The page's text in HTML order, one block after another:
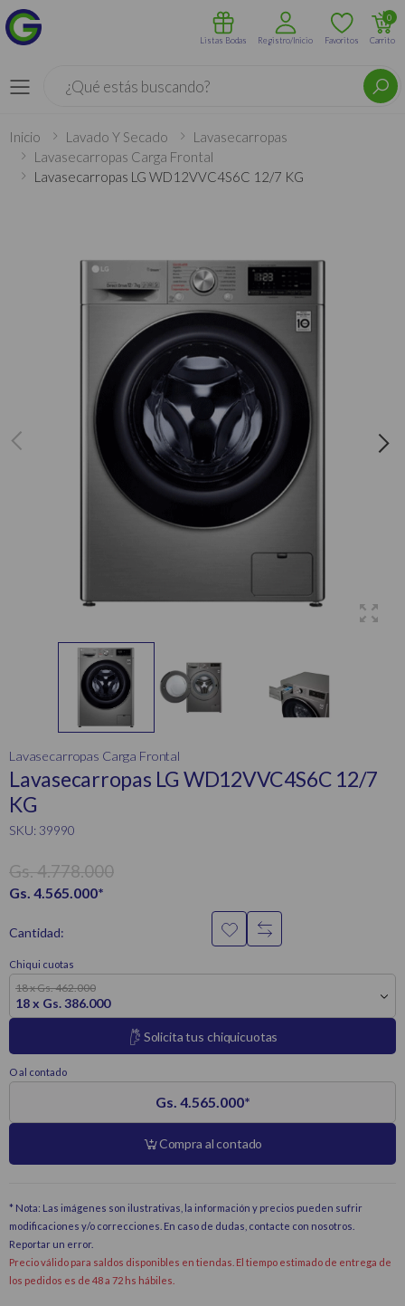
Menú
Listas Bodas Registro/Inicio Favoritos Carrito
0
Inicio Lavado Y Secado
Lavasecarropas
Lavasecarropas Carga Frontal
Lavasecarropas LG WD12VVC4S6C 12/7 KG
Lavasecarropas Carga Frontal
Lavasecarropas LG WD12VVC4S6C 12/7
KG
SKU: 39990
Gs. 4.778.000
Gs. 4.565.000*
Cantidad:
Chiqui cuotas
18 x Gs. 462.000
18 x Gs. 386.000
Solicita tus chiquicuotas
O al contado
Gs. 4.565.000*
Compra al contado
* Nota: Las imágenes son ilustrativas, la información y precios pueden sufrir
modificaciones y/o correcciones. En caso de dudas, contacte con nosotros.
Reportar un error.
Precio válido para saldos disponibles en tiendas. El tiempo estimado de entrega de
los pedidos es de 48 a 72 hs hábiles.